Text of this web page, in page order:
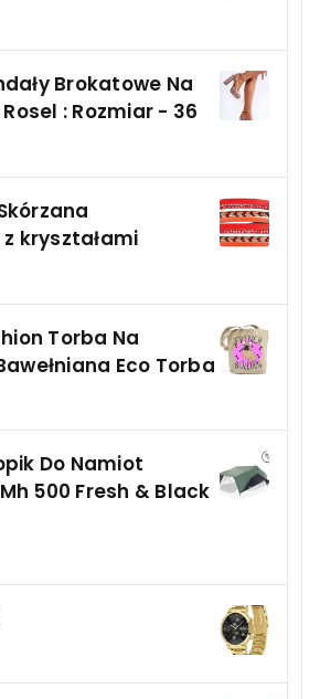
Brokatowe Na
Rosel : Rozmiar - 36
kryształami
Torba Na
Eco Torba
Do Namiot
500 Fresh & Black